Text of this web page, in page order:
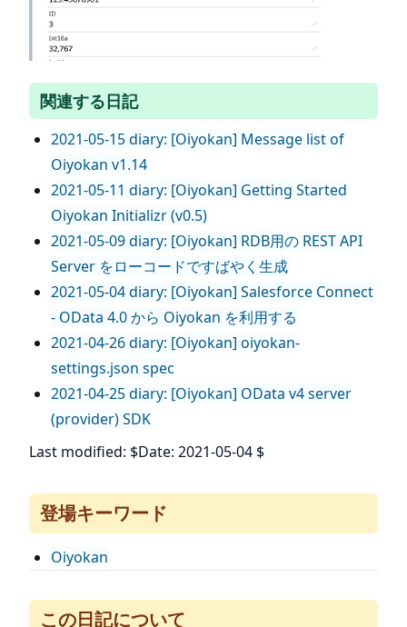
関連する日記
2021-05-15 diary: [Oiyokan] Message list of
Oiyokan v1.14
2021-05-11 diary: [Oiyokan] Getting Started
Oiyokan Initializr (v0.5)
2021-05-09 diary: [Oiyokan] RDB用の REST API
Server をローコードですばやく生成
2021-05-04 diary: [Oiyokan] Salesforce Connect
- OData 4.0 から Oiyokan を利用する
2021-04-26 diary: [Oiyokan] oiyokan-
settings.json spec
2021-04-25 diary: [Oiyokan] OData v4 server
(provider) SDK
Last modified: $Date: 2021-05-04 $
登場キーワード
Oiyokan
この日記について